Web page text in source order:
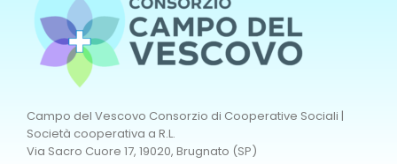
Campo del Vescovo Consorzio di Cooperative Sociali |
Società cooperativa a R.L.
Via Sacro Cuore 17, 19020, Brugnato (SP)